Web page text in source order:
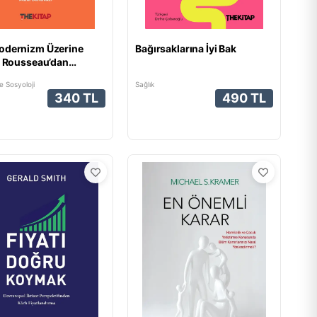
Üzerine
Sosyoloji
340 TL
Bağırsaklarına İyi Bak
Sağlık
490 TL